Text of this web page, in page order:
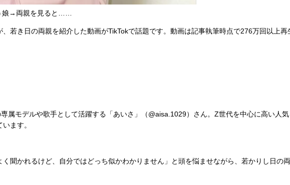
娘→両親を見ると……
若き日の両親を紹介した動画がTikTokで話題です。動画は記事執筆時点で276万回以上
属モデルや歌手として活躍する「あいさ」（@aisa.1029）さん。Z世代を中心に高い人
ます。
聞かれるけど、自分ではどっち似かわかりません」と頭を悩ませながら、若かりし日の